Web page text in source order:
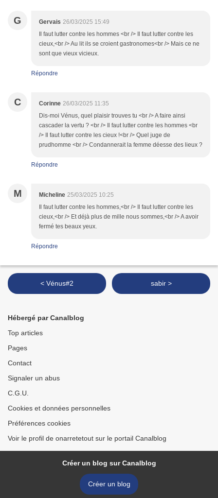
G Gervais 26/03/2025 15:49
Il faut lutter contre les hommes <br /> Il faut lutter contre les
cieux,<br /> Au lit ils se croient gastronomes<br /> Mais ce ne
sont que vieux vicieux.
Répondre
C Corinne 26/03/2025 11:35
Dis-moi Vénus, quel plaisir trouves tu <br /> A faire ainsi
cascader la vertu ? <br /> Il faut lutter contre les hommes <br
/> Il faut lutter contre les cieux !<br /> Quel juge de
prudhomme <br /> Condannerait la femme déesse des lieux ?
Répondre
M Micheline 25/03/2025 10:25
Il faut lutter contre les hommes,<br /> Il faut lutter contre les
cieux,<br /> Et déjà plus de mille nous sommes,<br /> A avoir
fermé tes beaux yeux.
Répondre
< Vénus#2 sabir >
Hébergé par Canalblog
Top articles
Pages
Contact
Signaler un abus
C.G.U.
Cookies et données personnelles
Préférences cookies
Voir le profil de onarretetout sur le portail Canalblog
Créer un blog sur Canalblog
Créer un blog